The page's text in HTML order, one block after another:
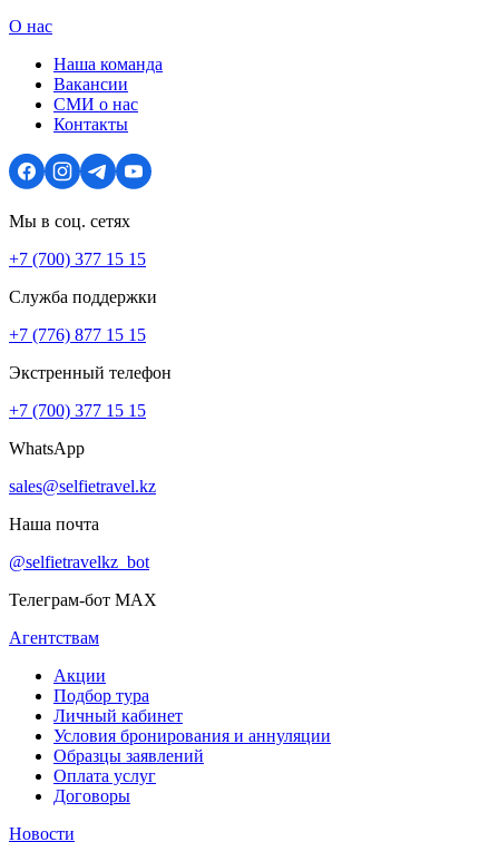
О нас
Наша команда
Вакансии
СМИ о нас
Контакты
Мы в соц. сетях
+7 (700) 377 15 15
Служба поддержки
+7 (776) 877 15 15
Экстренный телефон
+7 (700) 377 15 15
WhatsApp
sales@selfietravel.kz
Наша почта
@selfietravelkz_bot
Телеграм-бот MAX
Агентствам
Акции
Подбор тура
Личный кабинет
Условия бронирования и аннуляции
Образцы заявлений
Оплата услуг
Договоры
Новости